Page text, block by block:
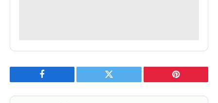
Facebook Twitter Pinterest